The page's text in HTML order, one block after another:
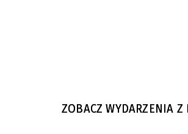
ZOBACZ WYDARZENIA Z